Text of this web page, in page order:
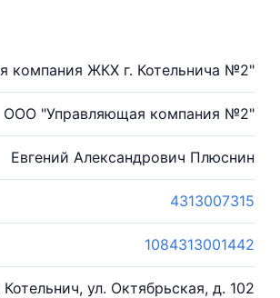
компания ЖКХ г. Котельнича №2"
ООО "Управляющая компания №2"
Евгений Александрович Плюснин
4313007315
1084313001442
Котельнич, ул. Октябрьская, д. 102